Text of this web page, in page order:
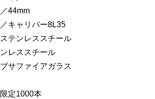
44mm
キャリバー8L35
テンレススチール
レススチール
サファイアガラス
定1000本